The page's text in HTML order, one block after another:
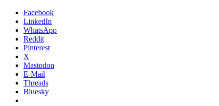
Facebook
LinkedIn
WhatsApp
Reddit
Pinterest
X
Mastodon
E-Mail
Threads
Bluesky